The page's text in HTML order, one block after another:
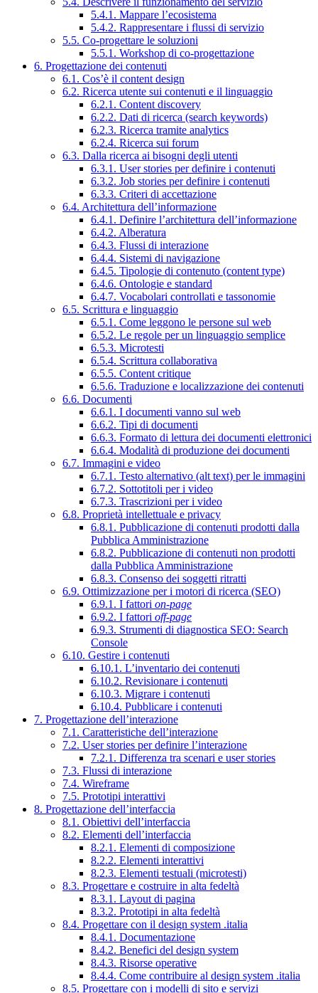
5.4.1. Mappare l’ecosistema
5.4.2. Rappresentare i flussi di servizio
5.5. Co-progettare le soluzioni
5.5.1. Workshop di co-progettazione
6. Progettazione dei contenuti
6.1. Cos’è il content design
6.2. Ricerca utente sui contenuti e il linguaggio
6.2.1. Content discovery
6.2.2. Dati di ricerca (search keywords)
6.2.3. Ricerca tramite analytics
6.2.4. Ricerca sui forum
6.3. Dalla ricerca ai bisogni degli utenti
6.3.1. User stories per definire i contenuti
6.3.2. Job stories per definire i contenuti
6.3.3. Criteri di accettazione
6.4. Architettura dell’informazione
6.4.1. Definire l’architettura dell’informazione
6.4.2. Alberatura
6.4.3. Flussi di interazione
6.4.4. Sistemi di navigazione
6.4.5. Tipologie di contenuto (content type)
6.4.6. Ontologie e standard
6.4.7. Vocabolari controllati e tassonomie
6.5. Scrittura e linguaggio
6.5.1. Come leggono le persone sul web
6.5.2. Le regole per un linguaggio semplice
6.5.3. Microtesti
6.5.4. Scrittura collaborativa
6.5.5. Content critique
6.5.6. Traduzione e localizzazione dei contenuti
6.6. Documenti
6.6.1. I documenti vanno sul web
6.6.2. Tipi di documenti
6.6.3. Formato di lettura dei documenti elettronici
6.6.4. Modalità di produzione dei documenti
6.7. Immagini e video
6.7.1. Testo alternativo (alt text) per le immagini
6.7.2. Sottotitoli per i video
6.7.3. Trascrizioni per i video
6.8. Proprietà intellettuale e privacy
6.8.1. Pubblicazione di contenuti prodotti dalla
Pubblica Amministrazione
6.8.2. Pubblicazione di contenuti non prodotti
dalla Pubblica Amministrazione
6.8.3. Consenso dei soggetti ritratti
6.9. Ottimizzazione per i motori di ricerca (SEO)
6.9.1. I fattori on-page
6.9.2. I fattori off-page
6.9.3. Strumenti di diagnostica SEO: Search
Console
6.10. Gestire i contenuti
6.10.1. L’inventario dei contenuti
6.10.2. Revisionare i contenuti
6.10.3. Migrare i contenuti
6.10.4. Pubblicare i contenuti
7. Progettazione dell’interazione
7.1. Caratteristiche dell’interazione
7.2. User stories per definire l’interazione
7.2.1. Differenza tra scenari e user stories
7.3. Flussi di interazione
7.4. Wireframe
7.5. Prototipi interattivi
8. Progettazione dell’interfaccia
8.1. Obiettivi dell’interfaccia
8.2. Elementi dell’interfaccia
8.2.1. Elementi di composizione
8.2.2. Elementi interattivi
8.2.3. Elementi testuali (microtesti)
8.3. Progettare e costruire in alta fedeltà
8.3.1. Layout di pagina
8.3.2. Prototipi in alta fedeltà
8.4. Progettare con il design system .italia
8.4.1. Documentazione
8.4.2. Benefici del design system
8.4.3. Risorse operative
8.4.4. Come contribuire al design system .italia
8.5. Progettare con i modelli di sito e servizi